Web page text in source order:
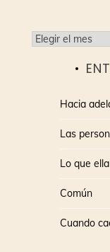
Archivos
Hacia
Las
Lo que
Común
Cuando